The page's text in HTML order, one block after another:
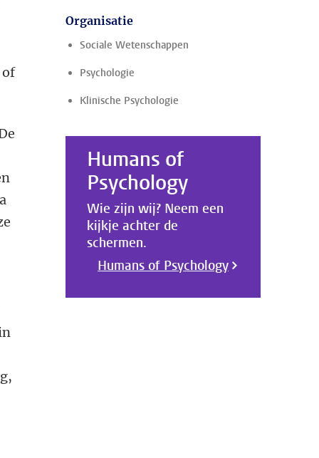
of
Organisatie
Sociale Wetenschappen
Psychologie
Klinische Psychologie
Humans of
Psychology
Wie zijn wij? Neem een
kijkje achter de
schermen.
Humans of Psychology